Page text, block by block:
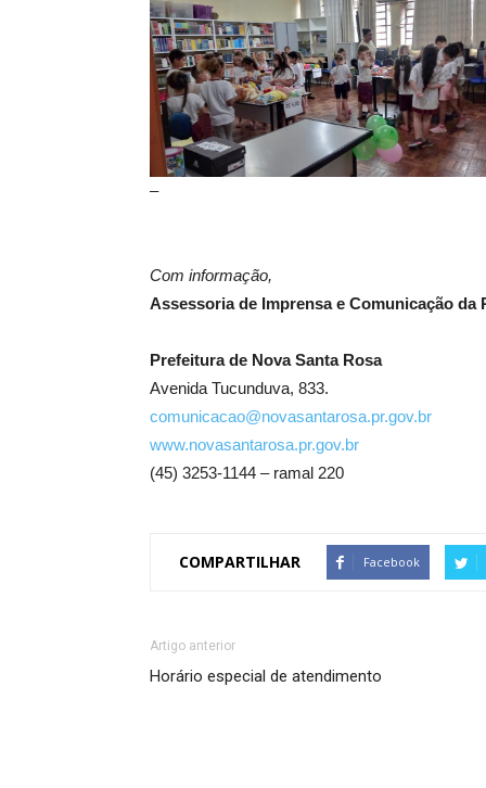
–
Com informação,
Assessoria de Imprensa e Comunicação da
Prefeitura de Nova Santa Rosa
Avenida Tucunduva, 833.
comunicacao@novasantarosa.pr.gov.br
www.novasantarosa.pr.gov.br
(45) 3253-1144 – ramal 220
COMPARTILHAR Facebook
Artigo anterior
Horário especial de atendimento